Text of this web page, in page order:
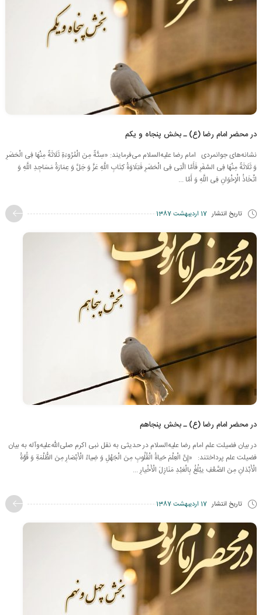
در محضر امام رضا (ع) ـ بخش پنجاه و یکم
نشانه‌های جوانمردی امام رضا علیه‌السلام می‌فرمایند: «سِتَّةٌ مِنَ الْمُرُوءَةِ ثَلَاثَةٌ مِنْهَا فِی الْحَضَرِ
وَ ثَلَاثَةٌ مِنْهَا فِی السَّفَرِ فَأَمَّا الَّتِی فِی الْحَضَرِ فَتِلَاوَةُ كِتَابِ اللَّهِ عَزَّ وَ جَلَّ وَ عِمَارَةُ مَسَاجِدِ اللَّهِ وَ
اتِّخَاذُ الْإِخْوَانِ فِی اللَّهِ وَ أَمَّا ...
تاریخ انتشار 17 اردیبهشت 1387
در محضر امام رضا (ع) ـ بخش پنجاهم
در بیان فضیلت علم امام رضا علیه‌السلام در حدیثی به نقل نبی اکرم صلی‌الله‌علیه‌وآله به بیان
فضیلت علم پرداختند: «إِنَّ الْعِلْمَ‏ حَیاةُ الْقُلُوبِ‏ مِنَ‏ الْجَهْلِ‏ وَ ضِیاءُ الْأَبْصَارِ مِنَ الظُّلْمَةِ وَ قُوَّةُ
الْأَبْدَانِ مِنَ الضَّعْفِ یبْلُغُ بِالْعَبْدِ مَنَازِلَ الْأَخْیارِ ...
تاریخ انتشار 17 اردیبهشت 1387